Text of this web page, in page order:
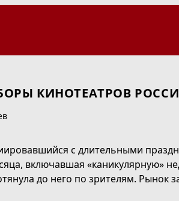
КИНОТЕАТРОВ
с длительными
включавшая «каникулярную»
до него по зрителям.